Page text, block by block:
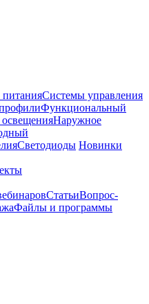
Системы управления
Функциональный
Наружное
Светодиоды Новинки
СтатьиВопрос-
Файлы и программы